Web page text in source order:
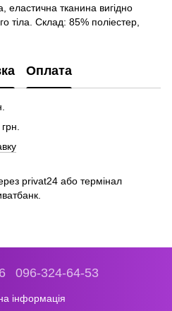
еластична тканина вигідно
тіла. Склад: 85% поліестер,
Оплата
privat24 або термінал
096-324-64-53
інформація